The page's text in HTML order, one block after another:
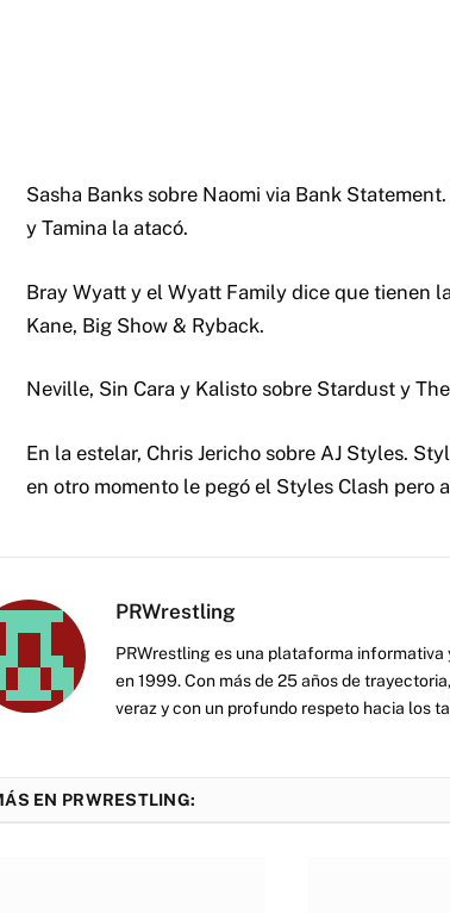
Sasha Banks sobre Naomi via Bank
y Tamina la atacó.
Bray Wyatt y el Wyatt Family dice que tienen
Kane, Big Show & Ryback.
Neville, Sin Cara y Kalisto sobre Stardust y
En la estelar, Chris Jericho sobre AJ Styles.
en otro momento le pegó el Styles Clash pero
PRWrestling
PRWrestling es una plataforma
en 1999. Con más de 25 años de
veraz y con un profundo respeto hacia los
EN PRWRESTLING: